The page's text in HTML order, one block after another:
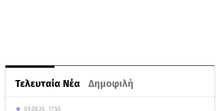
Τελευταία Νέα Δημοφιλή
09.08.26 , 17:50